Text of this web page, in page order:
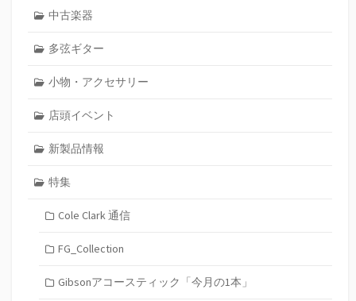
中古楽器
多弦ギター
小物・アクセサリー
店頭イベント
新製品情報
特集
Cole Clark 通信
FG_Collection
Gibsonアコースティック「今月の1本」